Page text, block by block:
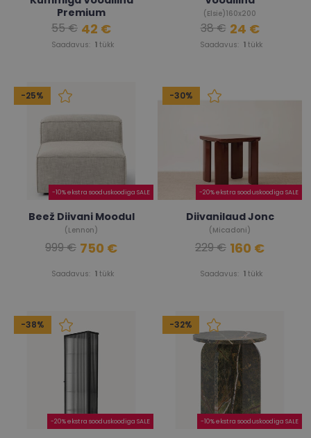
Premium
(W.W) 160x200x25
Saadavus:
1tükk
55 € 42 €
(Elsie)160x200
Saadavus: 1tükk
38 € 24 €
-25%
-10% ekstra sooduskoodiga SALE
Beež Diivani Moodul
(Lennon)
Saadavus: 1tükk
999 € 750 €
-30%
-20% ekstra sooduskoodiga SALE
Diivanilaud Jonc
(Micadoni)
Saadavus: 1tükk
229 € 160 €
-38%
-20% ekstra sooduskoodiga SALE
-32%
-10% ekstra sooduskoodiga SALE